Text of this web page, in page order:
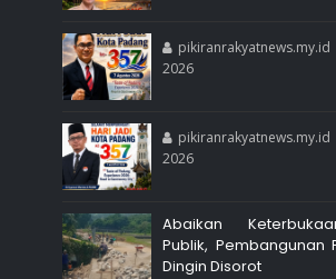
pikiranrakyatnews.my.id
2026
pikiranrakyatnews.my.id
2026
Abaikan
Publik, Pembangunan
Dingin Disorot